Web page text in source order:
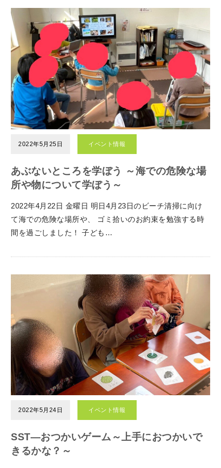
2022年5月25日 イベント情報
あぶないところを学ぼう ～海での危険な場
所や物について学ぼう～
2022年4月22日 金曜日 明日4月23日のビーチ清掃に向け
て海での危険な場所や、 ゴミ拾いのお約束を勉強する時
間を過ごしました！ 子ども…
2022年5月24日 イベント情報
SST―おつかいゲーム～上手におつかいで
きるかな？～